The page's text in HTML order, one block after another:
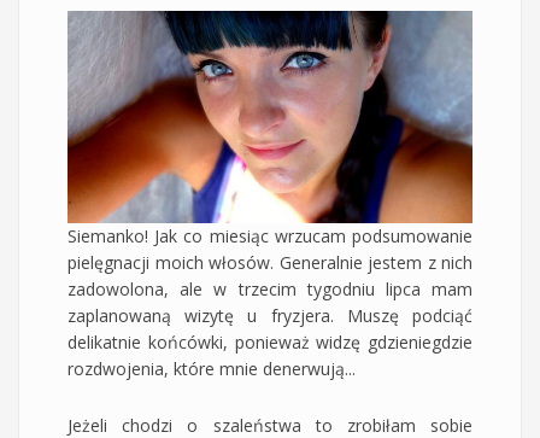
Siemanko! Jak co miesiąc wrzucam podsumowanie
pielęgnacji moich włosów. Generalnie jestem z nich
zadowolona, ale w trzecim tygodniu lipca mam
zaplanowaną wizytę u fryzjera. Muszę podciąć
delikatnie końcówki, ponieważ widzę gdzieniegdzie
rozdwojenia, które mnie denerwują...
Jeżeli chodzi o szaleństwa to zrobiłam sobie